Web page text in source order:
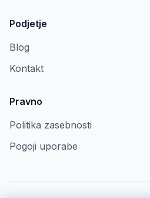
Podjetje
Blog
Kontakt
Pravno
Politika zasebnosti
Pogoji uporabe